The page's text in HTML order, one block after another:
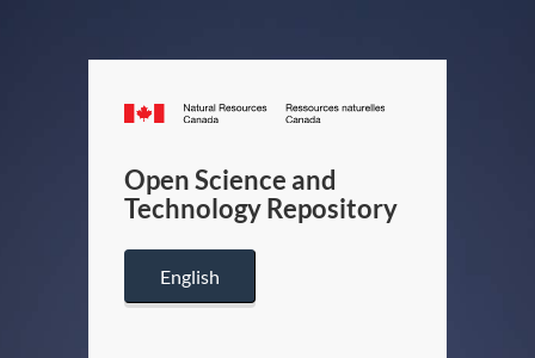
Canada.ca
/
Canada
Open Science and
Technology Repository
English